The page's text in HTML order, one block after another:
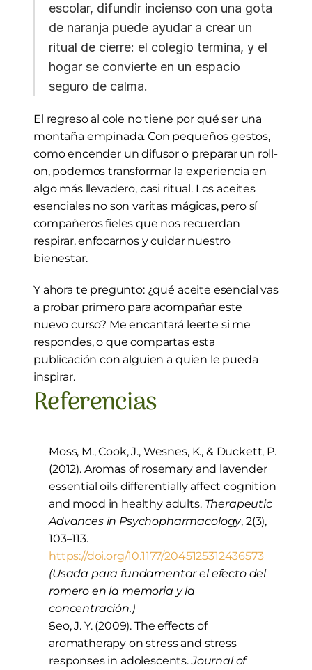
escolar, difundir incienso con una gota
de naranja puede ayudar a crear un
ritual de cierre: el colegio termina, y el
hogar se convierte en un espacio
seguro de calma.
El regreso al cole no tiene por qué ser una
montaña empinada. Con pequeños gestos,
como encender un difusor o preparar un roll-
on, podemos transformar la experiencia en
algo más llevadero, casi ritual. Los aceites
esenciales no son varitas mágicas, pero sí
compañeros fieles que nos recuerdan
respirar, enfocarnos y cuidar nuestro
bienestar.
Y ahora te pregunto: ¿qué aceite esencial vas
a probar primero para acompañar este
nuevo curso? Me encantará leerte si me
respondes, o que compartas esta
publicación con alguien a quien le pueda
inspirar.
Referencias
Moss, M., Cook, J., Wesnes, K., & Duckett, P.
(2012). Aromas of rosemary and lavender
essential oils differentially affect cognition
and mood in healthy adults. Therapeutic
Advances in Psychopharmacology, 2(3),
103–113.
https://doi.org/10.1177/2045125312436573
(Usada para fundamentar el efecto del
romero en la memoria y la
concentración.)
Seo, J. Y. (2009). The effects of
aromatherapy on stress and stress
responses in adolescents. Journal of